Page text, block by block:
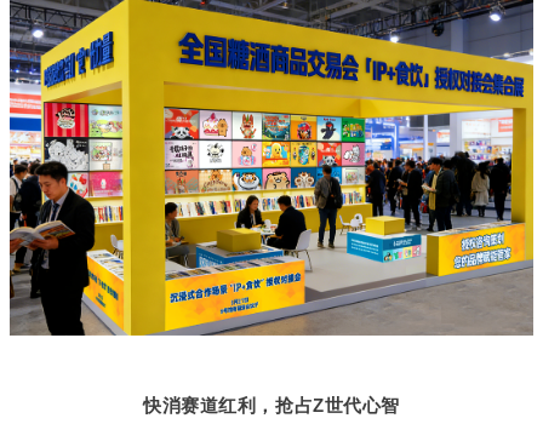
快消赛道红利，抢占Z世代心智